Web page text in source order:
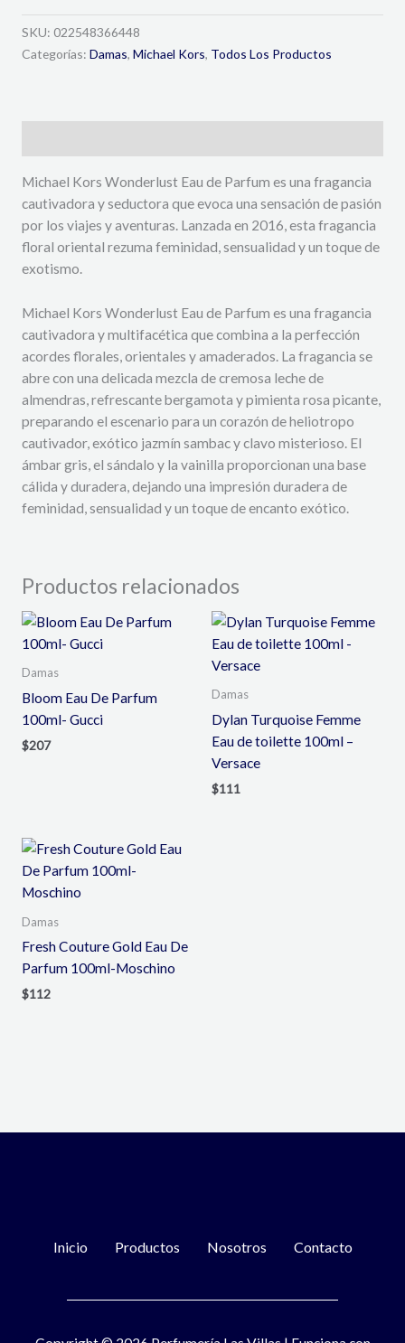
SKU: 022548366448
Categorías: Damas, Michael Kors, Todos Los Productos
Michael Kors Wonderlust Eau de Parfum es una fragancia
cautivadora y seductora que evoca una sensación de pasión
por los viajes y aventuras. Lanzada en 2016, esta fragancia
floral oriental rezuma feminidad, sensualidad y un toque de
exotismo.
Michael Kors Wonderlust Eau de Parfum es una fragancia
cautivadora y multifacética que combina a la perfección
acordes florales, orientales y amaderados. La fragancia se
abre con una delicada mezcla de cremosa leche de
almendras, refrescante bergamota y pimienta rosa picante,
preparando el escenario para un corazón de heliotropo
cautivador, exótico jazmín sambac y clavo misterioso. El
ámbar gris, el sándalo y la vainilla proporcionan una base
cálida y duradera, dejando una impresión duradera de
feminidad, sensualidad y un toque de encanto exótico.
Productos relacionados
Damas
Bloom Eau De Parfum
100ml- Gucci
$207
Damas
Dylan Turquoise Femme
Eau de toilette 100ml –
Versace
$111
Damas
Fresh Couture Gold Eau De
Parfum 100ml-Moschino
$112
Inicio Productos Nosotros Contacto